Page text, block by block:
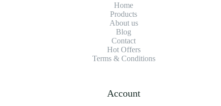
Home
Products
About us
Blog
Contact
Hot Offers
Terms & Conditions
Account